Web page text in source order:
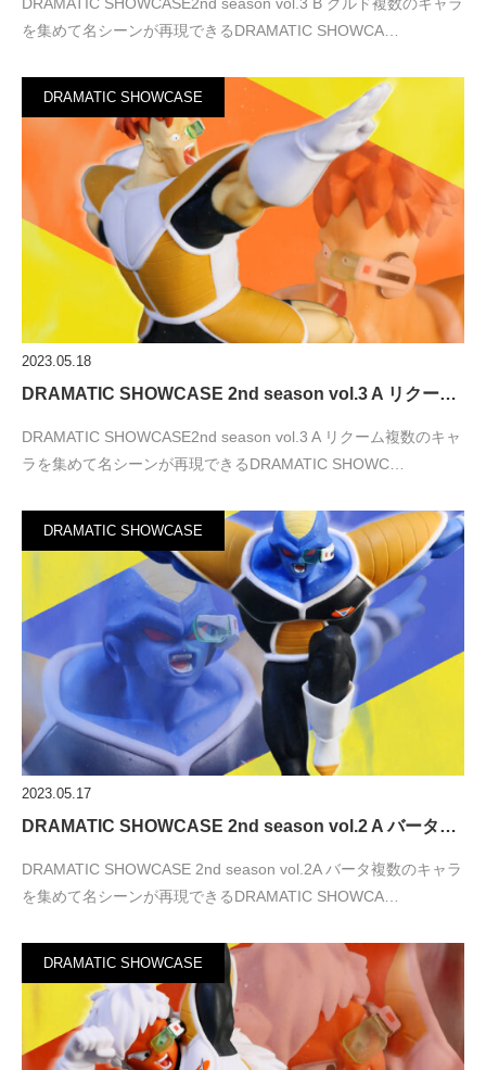
を集めて名シーンが再現できるDRAMATIC SHOWCA…
DRAMATIC SHOWCASE
2023.05.18
DRAMATIC SHOWCASE 2nd season vol.3 A リクー…
DRAMATIC SHOWCASE2nd season vol.3 A リクーム複数のキャ
ラを集めて名シーンが再現できるDRAMATIC SHOWC…
DRAMATIC SHOWCASE
2023.05.17
DRAMATIC SHOWCASE 2nd season vol.2 A バータ…
DRAMATIC SHOWCASE 2nd season vol.2A バータ複数のキャラ
を集めて名シーンが再現できるDRAMATIC SHOWCA…
DRAMATIC SHOWCASE